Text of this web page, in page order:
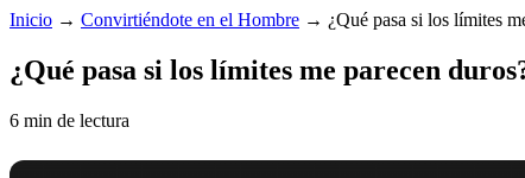
Inicio → Convirtiéndote en el Hombre → ¿Qué pasa si los límites
¿Qué pasa si los límites me parecen
6 min de lectura